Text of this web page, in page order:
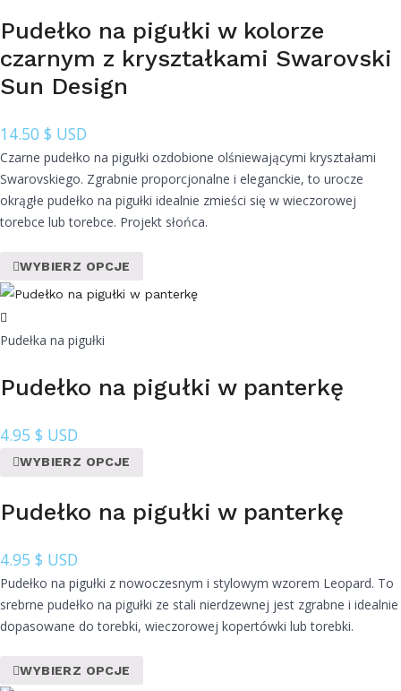
Pudełko na pigułki w kolorze
czarnym z kryształkami Swarovski
Sun Design
14.50 $ USD
Czarne pudełko na pigułki ozdobione olśniewającymi kryształami
Swarovskiego. Zgrabnie proporcjonalne i eleganckie, to urocze
okrągłe pudełko na pigułki idealnie zmieści się w wieczorowej
torebce lub torebce. Projekt słońca.
WYBIERZ OPCJE
Pudełka na pigułki
Pudełko na pigułki w panterkę
4.95 $ USD
WYBIERZ OPCJE
Pudełko na pigułki w panterkę
4.95 $ USD
Pudełko na pigułki z nowoczesnym i stylowym wzorem Leopard. To
srebrne pudełko na pigułki ze stali nierdzewnej jest zgrabne i idealnie
dopasowane do torebki, wieczorowej kopertówki lub torebki.
WYBIERZ OPCJE